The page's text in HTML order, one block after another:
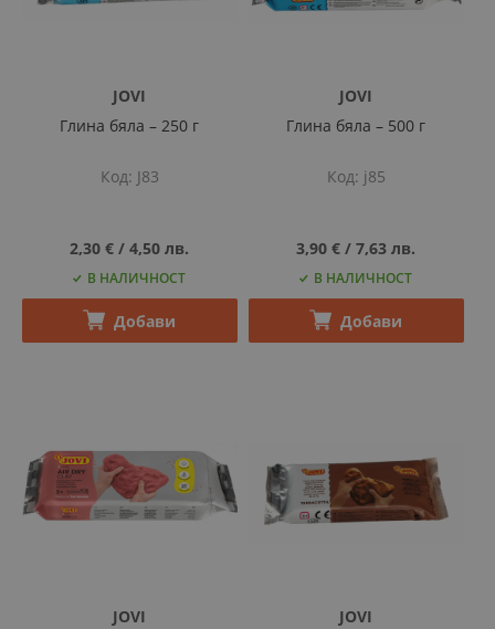
JOVI
Глина бяла – 250 г
Код J83
2,30 € ‎/‎ 4,50 лв.
В НАЛИЧНОСТ
Добави
JOVI
Глина бяла – 500 г
Код j85
3,90 € ‎/‎ 7,63 лв.
В НАЛИЧНОСТ
Добави
JOVI
JOVI